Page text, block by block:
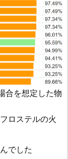
合を想定した物
ロステルの火
でした